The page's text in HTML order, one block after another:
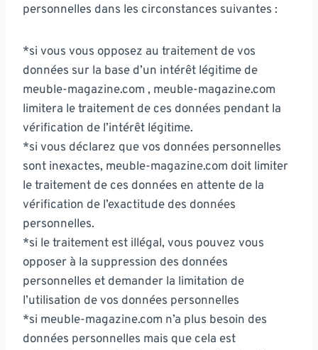
personnelles dans les circonstances suivantes :
*si vous vous opposez au traitement de vos
données sur la base d’un intérêt légitime de
meuble-magazine.com , meuble-magazine.com
limitera le traitement de ces données pendant la
vérification de l’intérêt légitime.
*si vous déclarez que vos données personnelles
sont inexactes, meuble-magazine.com doit limiter
le traitement de ces données en attente de la
vérification de l’exactitude des données
personnelles.
*si le traitement est illégal, vous pouvez vous
opposer à la suppression des données
personnelles et demander la limitation de
l’utilisation de vos données personnelles
*si meuble-magazine.com n’a plus besoin des
données personnelles mais que cela est